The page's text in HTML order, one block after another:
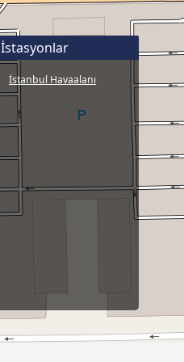
İstasyonlar
İstanbul Havaalanı